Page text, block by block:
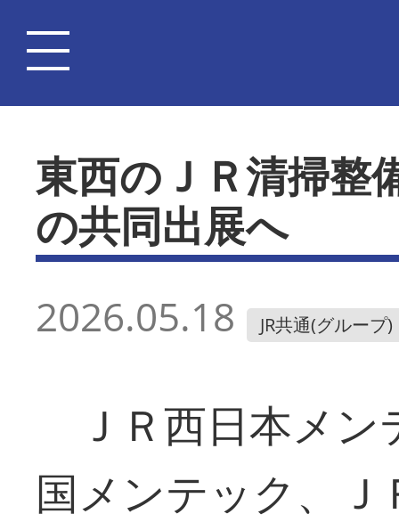
東西のＪＲ清掃
の共同出展へ
2026.05.18 JR共通(グループ)
ＪＲ西日本メン
国メンテック、